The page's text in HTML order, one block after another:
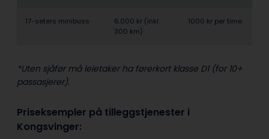
17-seters minibuss
6.000 kr (inkl.
300 km)
1000 kr per time
*Uten sjåfør må leietaker ha førerkort klasse D1 (for 10+
passasjerer).
Priseksempler på tilleggstjenester i
Kongsvinger: